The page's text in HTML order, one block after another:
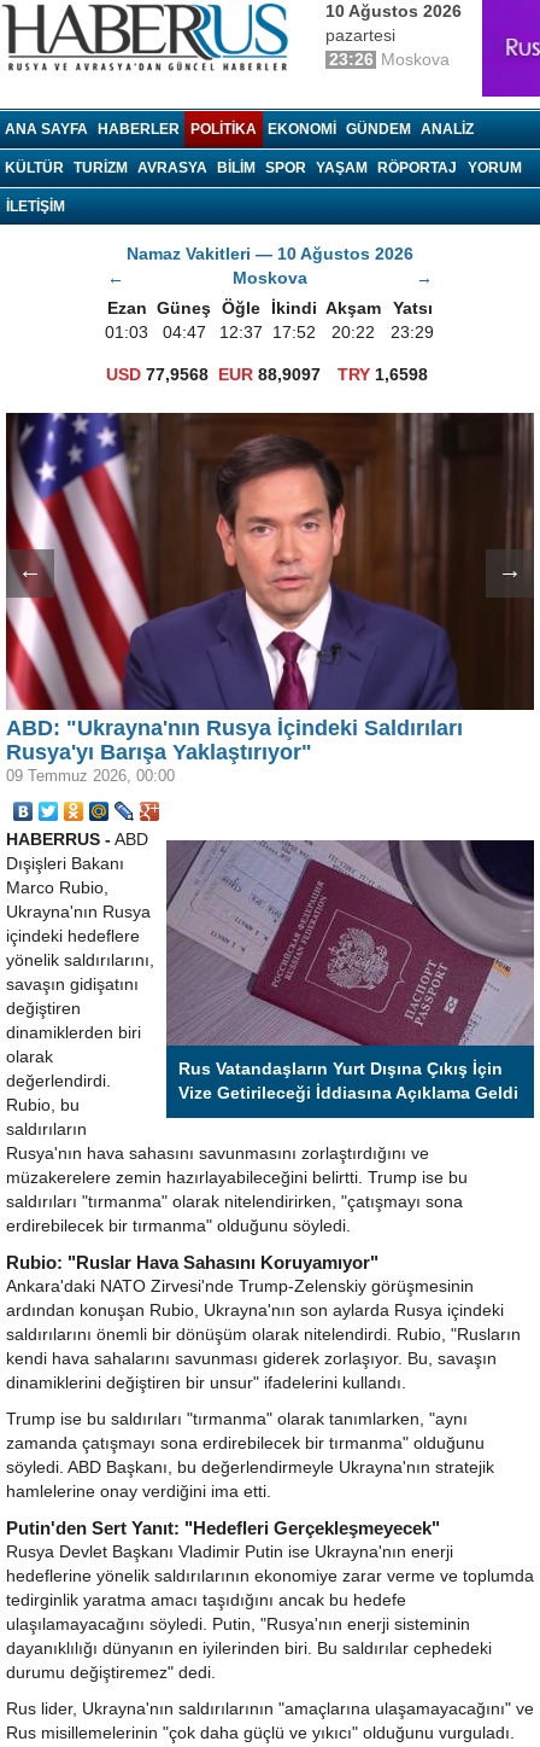
10 Ağustos 2026
pazartesi
23:26 Moskova
ANA SAYFA HABERLER POLITIKA EKONOMI GÜNDEM ANALIZ
KÜLTÜR TURIZM AVRASYA BILIM SPOR YAŞAM RÖPORTAJ YORUM
İLETİŞİM
Namaz Vakitleri — 10 Ağustos 2026
←
Moskova
→
Ezan Güneş Öğle İkindi Akşam
Yatsı
01:03
04:47 12:37 17:52 20:22 23:29
USD 77,9568 EUR 88,9097 TRY1,6598
← →
ABD: "Ukrayna'nın Rusya İçindeki Saldırıları
Rusya'yı Barışa Yaklaştırıyor"
09 Temmuz 2026, 00:00
Rus Vatandaşların Yurt Dışına Çıkış İçin
Vize Getirileceği İddiasına Açıklama Geldi
HABERRUS - ABD
Dışişleri Bakanı
Marco Rubio,
Ukrayna'nın Rusya
içindeki hedeflere
yönelik saldırılarını,
savaşın gidişatını
değiştiren
dinamiklerden biri
olarak
değerlendirdi.
Rubio, bu
saldırıların
Rusya'nın hava sahasını savunmasını zorlaştırdığını ve
müzakerelere zemin hazırlayabileceğini belirtti. Trump ise bu
saldırıları "tırmanma" olarak nitelendirirken, "çatışmayı sona
erdirebilecek bir tırmanma" olduğunu söyledi.
Rubio: "Ruslar Hava Sahasını Koruyamıyor"
Ankara'daki NATO Zirvesi'nde Trump-Zelenskiy görüşmesinin
ardından konuşan Rubio, Ukrayna'nın son aylarda Rusya içindeki
saldırılarını önemli bir dönüşüm olarak nitelendirdi. Rubio, "Rusların
kendi hava sahalarını savunması giderek zorlaşıyor. Bu, savaşın
dinamiklerini değiştiren bir unsur" ifadelerini kullandı.
Trump ise bu saldırıları "tırmanma" olarak tanımlarken, "aynı
zamanda çatışmayı sona erdirebilecek bir tırmanma" olduğunu
söyledi. ABD Başkanı, bu değerlendirmeyle Ukrayna'nın stratejik
hamlelerine onay verdiğini ima etti.
Putin'den Sert Yanıt: "Hedefleri Gerçekleşmeyecek"
Rusya Devlet Başkanı Vladimir Putin ise Ukrayna'nın enerji
hedeflerine yönelik saldırılarının ekonomiye zarar verme ve toplumda
tedirginlik yaratma amacı taşıdığını ancak bu hedefe
ulaşılamayacağını söyledi. Putin, "Rusya'nın enerji sisteminin
dayanıklılığı dünyanın en iyilerinden biri. Bu saldırılar cephedeki
durumu değiştiremez" dedi.
Rus lider, Ukrayna'nın saldırılarının "amaçlarına ulaşamayacağını" ve
Rus misillemelerinin "çok daha güçlü ve yıkıcı" olduğunu vurguladı.